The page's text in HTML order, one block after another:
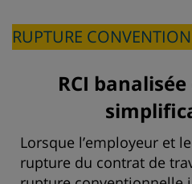
RUPTURE
RCI
Lorsque l’employeur et
rupture du contrat de